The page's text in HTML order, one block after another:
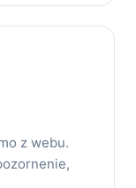
z webu.